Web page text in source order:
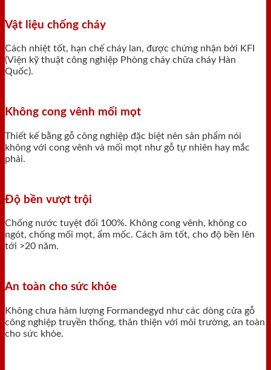
Vật liệu chống cháy
Cách nhiệt tốt, hạn chế cháy lan, được chứng nhận bởi KFI
(Viện kỹ thuật công nghiệp Phòng cháy chữa cháy Hàn
Quốc).
Không cong vênh mối mọt
Thiết kế bằng gỗ công nghiệp đặc biệt nên sản phẩm nói
không với cong vênh và mối mọt như gỗ tự nhiên hay mắc
phải.
Độ bền vượt trội
Chống nước tuyệt đối 100%. Không cong vênh, không co
ngót, chống mối mọt, ẩm mốc. Cách âm tốt, cho độ bền lên
tới >20 năm.
An toàn cho sức khỏe
Không chưa hàm lượng Formandegyd như các dòng cửa gỗ
công nghiệp truyền thống, thân thiện với môi trường, an toàn
cho sức khỏe.